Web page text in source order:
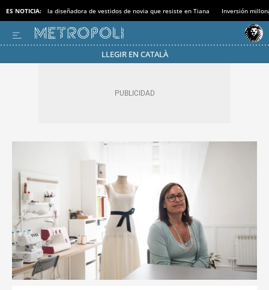
ES NOTICIA: la diseñadora de vestidos de novia que resiste en Tiana Inversión
LLEGIR EN CATALÀ